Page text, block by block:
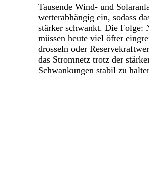
Tausende Wind- und
wetterabhängig ein, sodass
stärker schwankt. Die Folge:
müssen heute viel öfter
drosseln oder
das Stromnetz trotz der
Schwankungen stabil zu